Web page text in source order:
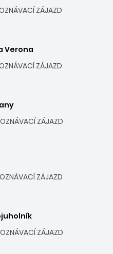
ZÁJAZD
Verona
ZÁJAZD
ZÁJAZD
ZÁJAZD
ZÁJAZD